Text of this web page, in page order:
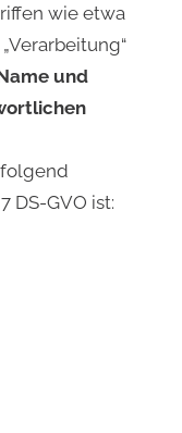
wie etwa
und
DS-GVO ist: